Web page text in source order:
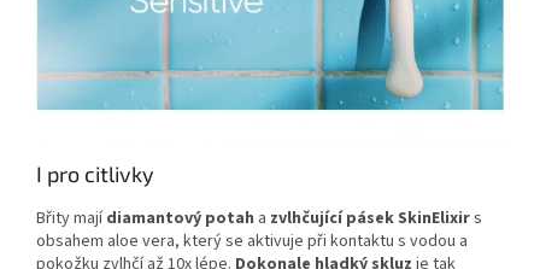
I pro citlivky
Břity mají diamantový potah a zvlhčující pásek SkinElixirs
obsahem aloe vera, který se aktivuje při kontaktu s vodou a
pokožku zvlhčí až 10x lépe. Dokonale hladký skluz je tak